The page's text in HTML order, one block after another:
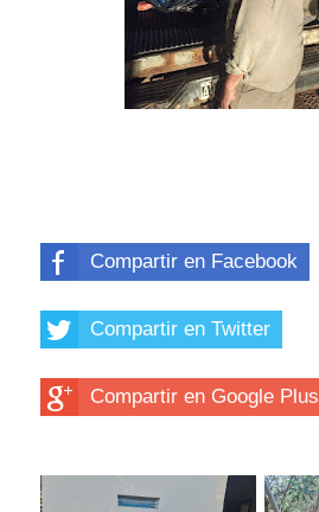
Compartir en Facebook
Compartir en Twitter
Compartir en Google Plus